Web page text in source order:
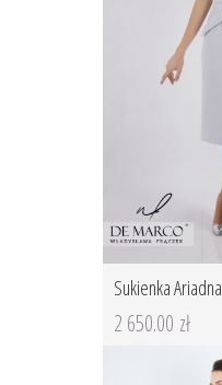
Sukienka Ariadna
2 650.00 zł